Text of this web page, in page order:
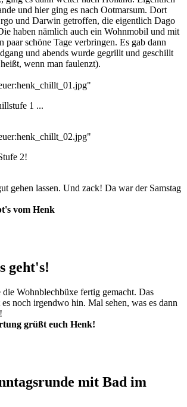
und hier ging es nach Ootmarsum. Dort
und Darwin getroffen, die eigentlich Dago
haben nämlich auch ein Wohnmobil und mit
paar schöne Tage verbringen. Es gab dann
und abends wurde gegrillt und geschillt
wenn man faulenzt).
1 ...
2!
gehen lassen. Und zack! Da war der Samstag
vom Henk
geht's!
die Wohnblechbüxe fertig gemacht. Das
es noch irgendwo hin. Mal sehen, was es dann
grüßt euch Henk!
mit Bad im